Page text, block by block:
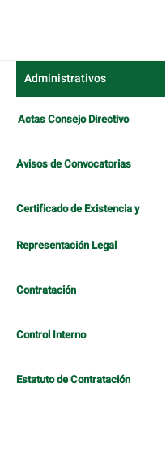
Administrativos
Actas Consejo Directivo
Avisos de Convocatorias
Certificado de Existencia y
Representación Legal
Contratación
Control Interno
Estatuto de Contratación